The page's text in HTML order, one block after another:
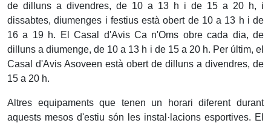
de dilluns a divendres, de 10 a 13 h i de 15 a 20 h, i
dissabtes, diumenges i festius està obert de 10 a 13 h i de
16 a 19 h. El Casal d'Avis Ca n'Oms obre cada dia, de
dilluns a diumenge, de 10 a 13 h i de 15 a 20 h. Per últim, el
Casal d'Avis Asoveen està obert de dilluns a divendres, de
15 a 20 h.
Altres equipaments que tenen un horari diferent durant
aquests mesos d'estiu són les instal·lacions esportives. El